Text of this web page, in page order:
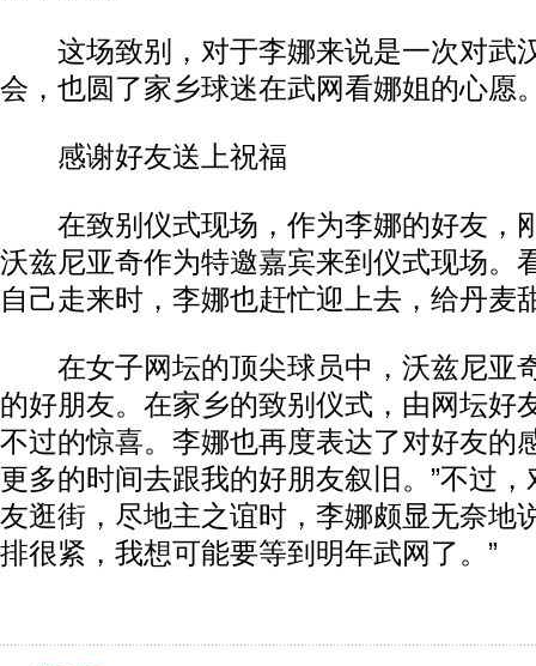
这场致别，对于李娜来说是一次对武
会，也圆了家乡球迷在武网看娜姐的心愿
感谢好友送上祝福
在致别仪式现场，作为李娜的好友，
沃兹尼亚奇作为特邀嘉宾来到仪式现场。
自己走来时，李娜也赶忙迎上去，给丹麦
在女子网坛的顶尖球员中，沃兹尼亚
的好朋友。在家乡的致别仪式，由网坛好
不过的惊喜。李娜也再度表达了对好友的
更多的时间去跟我的好朋友叙旧。”不过
友逛街，尽地主之谊时，李娜颇显无奈地
排很紧，我想可能要等到明年武网了。”